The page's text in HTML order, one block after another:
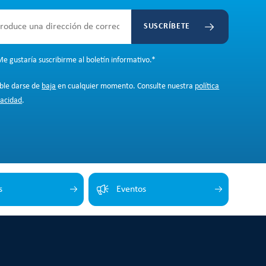
SUSCRÍBETE
gustaría suscribirme al boletín informativo.*
darse de baja en cualquier momento. Consulte nuestra política
.
Eventos